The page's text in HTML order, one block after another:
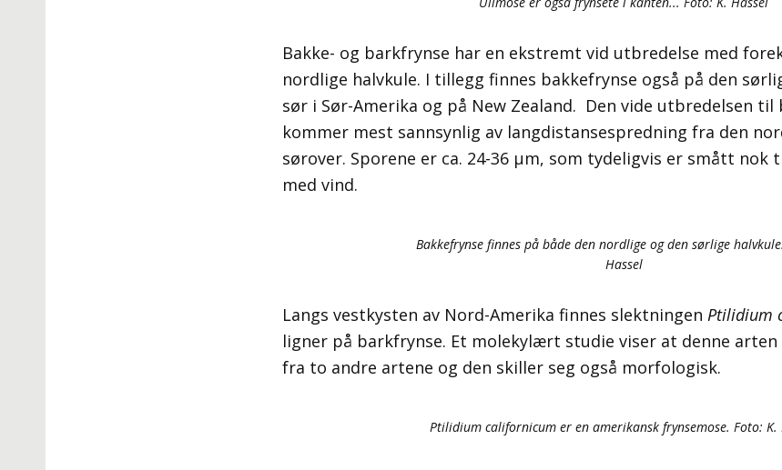
Bakke- og barkfrynse har en ekstremt vid utbredelse med
nordlige halvkule. I tillegg finnes bakkefrynse også på den
sør i Sør-Amerika og på New Zealand. Den vide utbredelsen
kommer mest sannsynlig av langdistansespredning fra den
sørover. Sporene er ca. 24-36 µm, som tydeligvis er smått
med vind.
Bakkefrynse finnes på både den nordlige og den sørlige
Hassel
Langs vestkysten av Nord-Amerika finnes slektningen Ptilidium
ligner på barkfrynse. Et molekylært studie viser at denne
fra to andre artene og den skiller seg også morfologisk.
Ptilidium californicum er en amerikansk frynsemose. Foto: K.